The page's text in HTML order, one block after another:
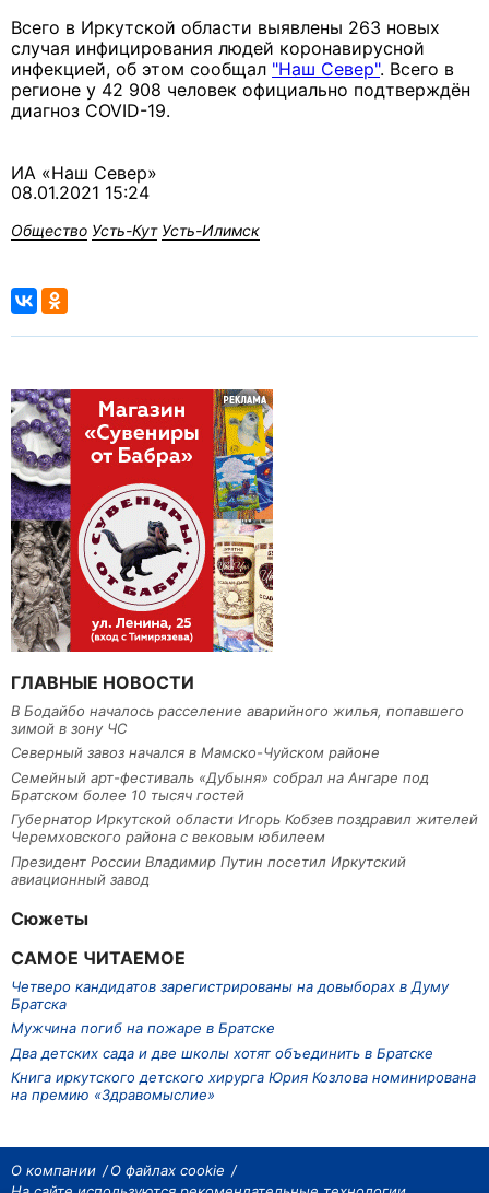
Всего в Иркутской области выявлены 263 новых
случая инфицирования людей коронавирусной
инфекцией, об этом сообщал "Наш Север". Всего в
регионе у 42 908 человек официально подтверждён
диагноз COVID-19.
ИА «Наш Север»
08.01.2021 15:24
Общество Усть-Кут Усть-Илимск
ГЛАВНЫЕ НОВОСТИ
В Бодайбо началось расселение аварийного жилья, попавшего
зимой в зону ЧС
Северный завоз начался в Мамско-Чуйском районе
Семейный арт-фестиваль «Дубыня» собрал на Ангаре под
Братском более 10 тысяч гостей
Губернатор Иркутской области Игорь Кобзев поздравил жителей
Черемховского района с вековым юбилеем
Президент России Владимир Путин посетил Иркутский
авиационный завод
Сюжеты
САМОЕ ЧИТАЕМОЕ
Четверо кандидатов зарегистрированы на довыборах в Думу
Братска
Мужчина погиб на пожаре в Братске
Два детских сада и две школы хотят объединить в Братске
Книга иркутского детского хирурга Юрия Козлова номинирована
на премию «Здравомыслие»
О компании
О файлах cookie